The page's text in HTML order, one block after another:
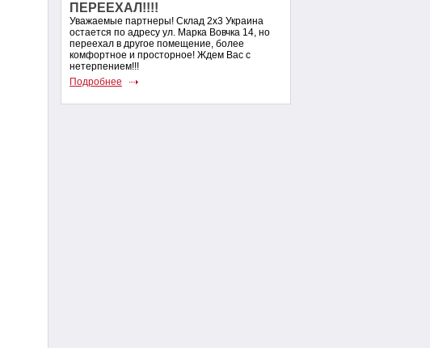
ПЕРЕЕХАЛ!!!!
Уважаемые партнеры! Склад 2х3 Украина
остается по адресу ул. Марка Вовчка 14, но
переехал в другое помещение, более
комфортное и просторное! Ждем Вас с
нетерпением!!!
Подробнее